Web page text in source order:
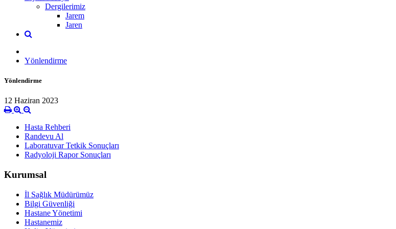
Dergilerimiz
Jarem
Jaren
Yönlendirme
Yönlendirme
12 Haziran 2023
Hasta Rehberi
Randevu Al
Laboratuvar Tetkik Sonuçları
Radyoloji Rapor Sonuçları
Kurumsal
İl Sağlık Müdürümüz
Bilgi Güvenliği
Hastane Yönetimi
Hastanemiz